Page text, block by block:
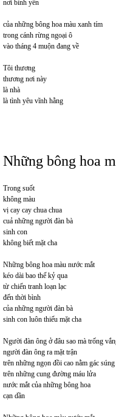
nơi bình yên
của những bông hoa màu xanh tím
trong cánh rừng ngoại ô
vào tháng 4 muộn đang về
Tôi thương
thương nơi này
là nhà
là tình yêu vĩnh hằng
Những bông hoa
Trong suốt
không màu
vị cay cay chua chua
cuả những người đàn bà
sinh con
không biết mặt cha
Những bông hoa màu nước mắt
kéo dài bao thế kỷ qua
từ chiến tranh loạn lạc
đến thời bình
của những người đàn bà
sinh con luôn thiếu mặt cha
Người đàn ông ở đâu sao mà trống
người đàn ông ra mặt trận
trên những ngọn đồi cao nằm gác súng
trên những cung đường máu lửa
nước mắt của những bông hoa
cạn dần